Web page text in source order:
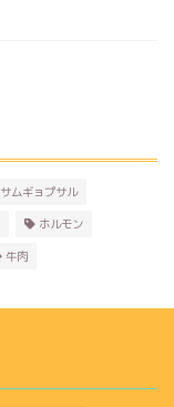
サムギョプサル
ホルモン
牛肉